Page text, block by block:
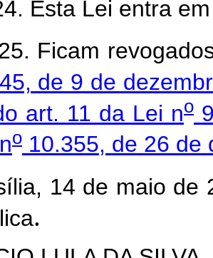
Esta Lei entra
Ficam
de 9 de
art. 11 da Lei no
o 10.355, de 26 de
14 de maio de
.